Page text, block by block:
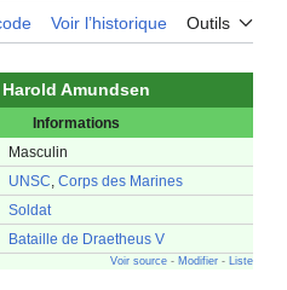
Voir l’historique Outils
Harold Amundsen
Informations
Masculin
UNSC Corps des Marines
Soldat
Bataille de Draetheus V
Voir source - Modifier - Liste